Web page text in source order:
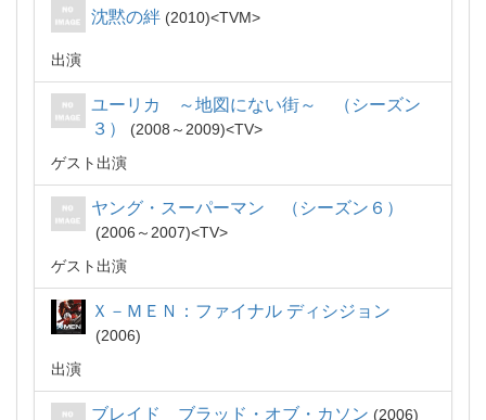
沈黙の絆 2010 TVM
出演
ユーリカ ～地図にない街～ （シーズン
３）
2008～2009
TV
ゲスト出演
ヤング・スーパーマン （シーズン６）
2006～2007
TV
ゲスト出演
Ｘ－ＭＥＮ：ファイナル ディシジョン
2006
出演
ブレイド ブラッド・オブ・カソン 2006